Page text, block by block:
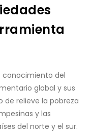
conocimiento del
global y sus
de relieve la pobreza
y las
del norte y el sur.